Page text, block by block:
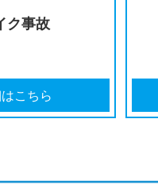
宣告された
詳細はこちら